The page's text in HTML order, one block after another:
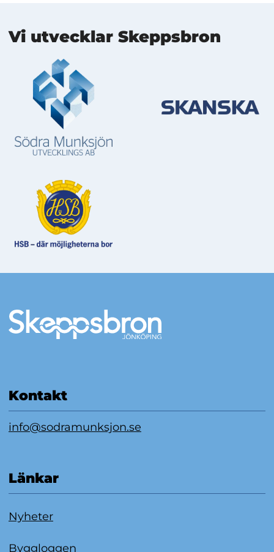
Mer information
Vi utvecklar Skeppsbron
Kontakt
info@sodramunksjon.se
Länkar
Nyheter
Byggloggen